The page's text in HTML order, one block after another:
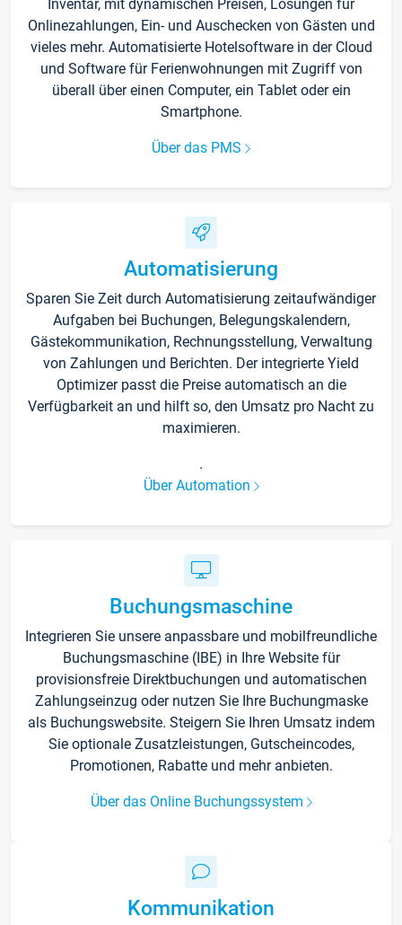
Inventar, mit dynamischen Preisen, Lösungen für
Onlinezahlungen, Ein- und Auschecken von Gästen und
vieles mehr. Automatisierte Hotelsoftware in der Cloud
und Software für Ferienwohnungen mit Zugriff von
überall über einen Computer, ein Tablet oder ein
Smartphone.
Über das PMS
Automatisierung
Sparen Sie Zeit durch Automatisierung zeitaufwändiger
Aufgaben bei Buchungen, Belegungskalendern,
Gästekommunikation, Rechnungsstellung, Verwaltung
von Zahlungen und Berichten. Der integrierte Yield
Optimizer passt die Preise automatisch an die
Verfügbarkeit an und hilft so, den Umsatz pro Nacht zu
maximieren.
.
Über Automation
Buchungsmaschine
Integrieren Sie unsere anpassbare und mobilfreundliche
Buchungsmaschine (IBE) in Ihre Website für
provisionsfreie Direktbuchungen und automatischen
Zahlungseinzug oder nutzen Sie Ihre Buchungmaske
als Buchungswebsite. Steigern Sie Ihren Umsatz indem
Sie optionale Zusatzleistungen, Gutscheincodes,
Promotionen, Rabatte und mehr anbieten.
Über das Online Buchungssystem
Kommunikation